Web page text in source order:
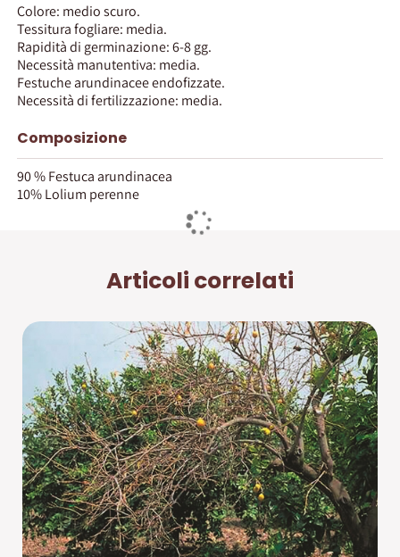
Colore: medio scuro.
Tessitura fogliare: media.
Rapidità di germinazione: 6-8 gg.
Necessità manutentiva: media.
Festuche arundinacee endofizzate.
Necessità di fertilizzazione: media.
Composizione
90 % Festuca arundinacea
10% Lolium perenne
Articoli correlati